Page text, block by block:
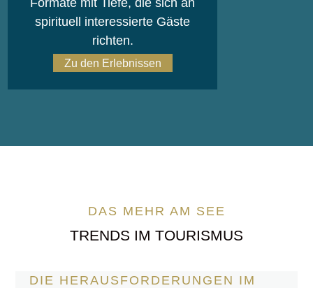
spirituell interessierte Gäste
richten.
Zu den Erlebnissen
DAS MEHR AM SEE
TRENDS IM TOURISMUS
DIE HERAUSFORDERUNGEN IM